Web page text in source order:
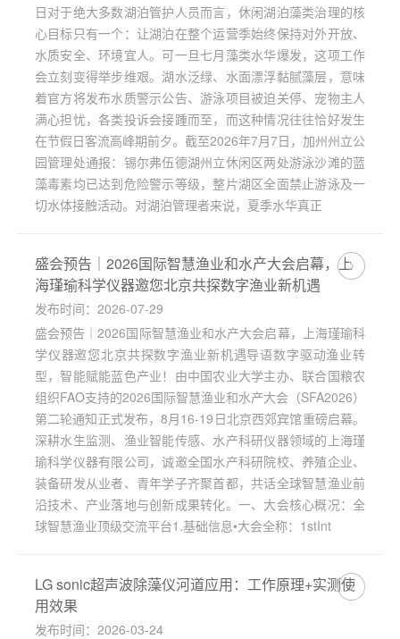
日对于绝大多数湖泊管护人员而言，休闲湖泊藻类治理的核
心目标只有一个：让湖泊在整个运营季始终保持对外开放、
水质安全、环境宜人。可一旦七月藻类水华爆发，这项工作
会立刻变得举步维艰。湖水泛绿、水面漂浮黏腻藻层，意味
着官方将发布水质警示公告、游泳项目被迫关停、宠物主人
满心担忧，各类投诉会接踵而至，而这种情况往往恰好发生
在节假日客流高峰期前夕。截至2026年7月7日，加州州立公
园管理处通报：锡尔弗伍德湖州立休闲区两处游泳沙滩的蓝
藻毒素均已达到危险警示等级，整片湖区全面禁止游泳及一
切水体接触活动。对湖泊管理者来说，夏季水华真正
盛会预告｜2026国际智慧渔业和水产大会启幕，上
海瑾瑜科学仪器邀您北京共探数字渔业新机遇
发布时间：2026-07-29
盛会预告｜2026国际智慧渔业和水产大会启幕，上海瑾瑜科
学仪器邀您北京共探数字渔业新机遇导语数字驱动渔业转
型，智能赋能蓝色产业！由中国农业大学主办、联合国粮农
组织FAO支持的2026国际智慧渔业和水产大会（SFA2026）
第二轮通知正式发布，8月16-19日北京西郊宾馆重磅启幕。
深耕水生监测、渔业智能传感、水产科研仪器领域的上海瑾
瑜科学仪器有限公司，诚邀全国水产科研院校、养殖企业、
装备研发从业者、青年学子齐聚首都，共话全球智慧渔业前
沿技术、产业落地与创新成果转化。一、大会核心概况：全
球智慧渔业顶级交流平台1.基础信息•大会全称：1stInt
LG sonic超声波除藻仪河道应用：工作原理+实测使
用效果
发布时间：2026-03-24